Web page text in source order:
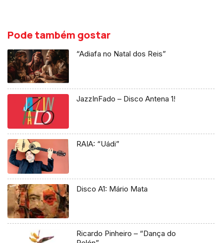
Pode também gostar
“Adiafa no Natal dos Reis”
JazzInFado – Disco Antena 1!
RAIA: “Uádi”
Disco A1: Mário Mata
Ricardo Pinheiro – “Dança do